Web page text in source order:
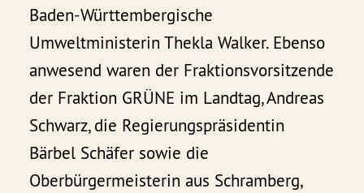
Baden-Württembergische
Umweltministerin Thekla Walker. Ebenso
anwesend waren der Fraktionsvorsitzende
der Fraktion GRÜNE im Landtag, Andreas
Schwarz, die Regierungspräsidentin
Bärbel Schäfer sowie die
Oberbürgermeisterin aus Schramberg,